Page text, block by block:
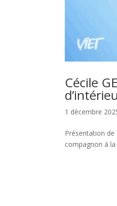
Cécile
1 décembre
Présentation de
compagnon à